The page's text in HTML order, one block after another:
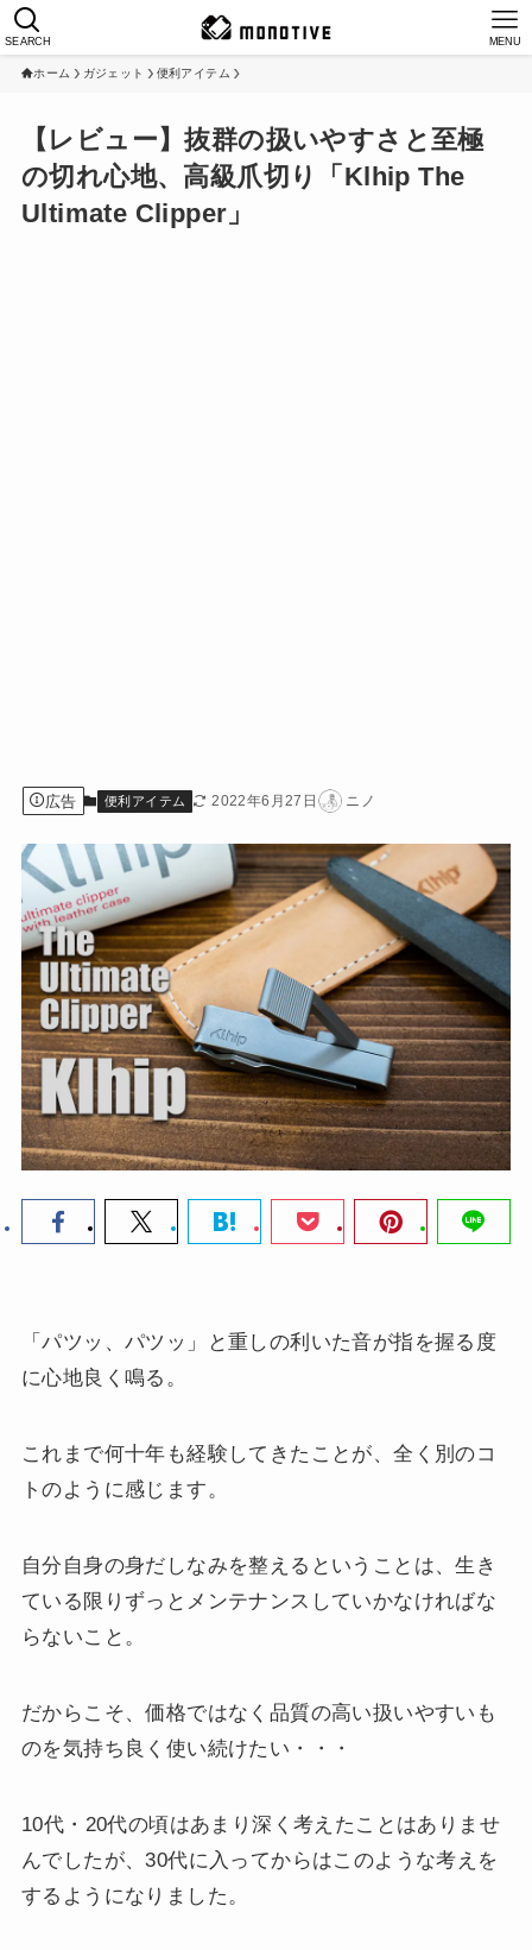
SEARCH MENU
ホーム ガジェット 便利アイテム
【レビュー】抜群の扱いやすさと至極
の切れ心地、高級爪切り「Klhip The
Ultimate Clipper」
広告 便利アイテム 2022年6月27日 ニノ
「パツッ、パツッ」と重しの利いた音が指を握る度
に心地良く鳴る。
これまで何十年も経験してきたことが、全く別のコ
トのように感じます。
自分自身の身だしなみを整えるということは、生き
ている限りずっとメンテナンスしていかなければな
らないこと。
だからこそ、価格ではなく品質の高い扱いやすいも
のを気持ち良く使い続けたい・・・
10代・20代の頃はあまり深く考えたことはありませ
んでしたが、30代に入ってからはこのような考えを
するようになりました。